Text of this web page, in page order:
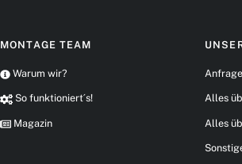
MONTAGE TEAM
Warum wir?
So funktioniert´s!
Magazin
Anfrage
Alles
Alles